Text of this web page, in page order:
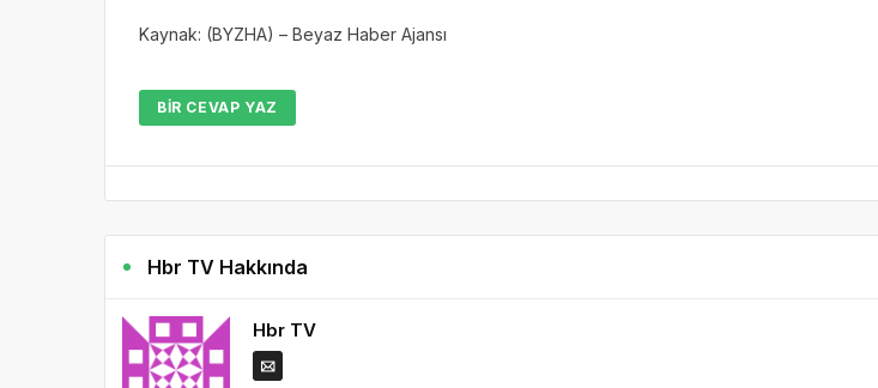
Kaynak: (BYZHA) – Beyaz Haber Ajansı
BIR CEVAP YAZ
Hbr TV Hakkında
Hbr TV